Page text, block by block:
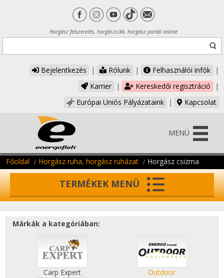
Horgász felszerelés, horgászcikk, horgász portál online
Bejelentkezés | Rólunk | Felhasználói infók
|
Karrier
| Kereskedői regisztráció
|
Európai Uniós Pályázataink
| Kapcsolat
MENÜ
Főoldal Horgász ruha, horgász ruházat Horgász csizma
TERMÉKEK MENÜ
Márkák a kategóriában:
Carp Expert Outdoor